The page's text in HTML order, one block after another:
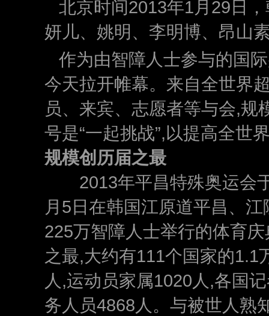
北京时间2013年1月29日
妍儿、姚明、李明博、昂山
作为由智障人士参与的国
今天拉开帷幕。来自全世界
员、来宾、志愿者等与会,规
号是“一起挑战”,以提高全世
规模创历届之最
2013年平昌特殊奥运会于
月5日在韩国江原道平昌、
225万智障人士举行的体育
之最,大约有111个国家的1.1
人,运动员家属1020人,各国
务人员4868人。与被世人熟